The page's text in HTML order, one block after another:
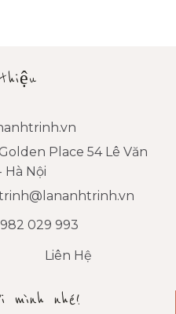
Place 54 Lê Văn
Hà Nội
029 993
Liên Hệ
nhé!